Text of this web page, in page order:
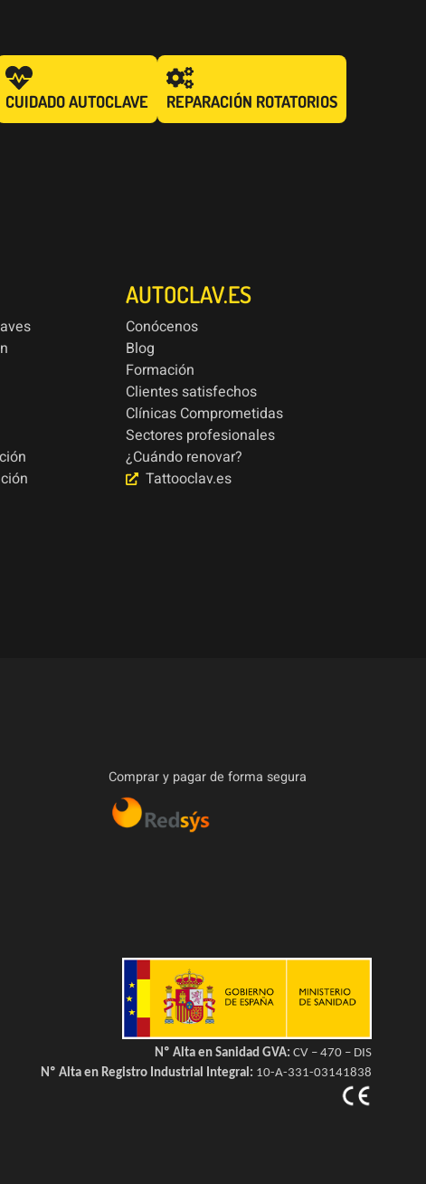
CUIDADO AUTOCLAVE REPARACIÓN ROTATORIOS
AUTOCLAV.ES
Conócenos
Blog
Formación
Clientes satisfechos
Clínicas Comprometidas
Sectores profesionales
¿Cuándo renovar?
Tattooclav.es
Comprar y pagar de forma segura
Nº Alta en Sanidad GVA: CV – 470 – DIS
Nº Alta en Registro Industrial Integral: 10-A-331-03141838